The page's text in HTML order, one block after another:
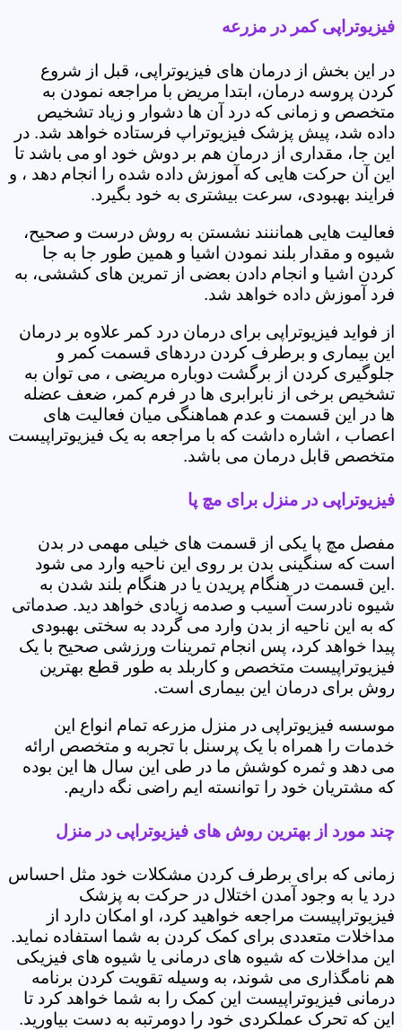
فیزیوتراپی کمر در مزرعه
در این بخش از درمان های فیزیوتراپی، قبل از شروع
کردن پروسه درمان، ابتدا مریض با مراجعه نمودن به
متخصص و زمانی که درد آن ها دشوار و زیاد تشخیص
داده شد، پیش پزشک فیزیوتراپ فرستاده خواهد شد. در
این جا، مقداری از درمان هم بر دوش خود او می باشد تا
این آن حرکت هایی که آموزش داده شده را انجام دهد ، و
فرایند بهبودی، سرعت بیشتری به خود بگیرد.
فعالیت هایی هماننند نشستن به روش درست و صحیح،
شیوه و مقدار بلند نمودن اشیا و همین طور جا به جا
کردن اشیا و انجام دادن بعضی از تمرین های کششی، به
فرد آموزش داده خواهد شد.
از فواید فیزیوتراپی برای درمان درد کمر علاوه بر درمان
این بیماری و برطرف کردن دردهای قسمت کمر و
جلوگیری کردن از برگشت دوباره مریضی ، می توان به
تشخیص برخی از نابرابری ها در فرم کمر، ضعف عضله
ها در این قسمت و عدم هماهنگی میان فعالیت های
اعصاب ، اشاره داشت که با مراجعه به یک فیزیوتراپیست
متخصص قابل درمان می باشد.
فیزیوتراپی در منزل برای مچ پا
مفصل مچ پا یکی از قسمت های خیلی مهمی در بدن
است که سنگینی بدن بر روی این ناحیه وارد می شود
.این قسمت در هنگام پریدن یا در هنگام بلند شدن به
شیوه نادرست آسیب و صدمه زیادی خواهد دید. صدماتی
که به این ناحیه از بدن وارد می گردد به سختی بهبودی
پیدا خواهد کرد، پس انجام تمرینات ورزشی صحیح با یک
فیزیوتراپیست متخصص و کاربلد به طور قطع بهترین
روش برای درمان این بیماری است.
موسسه فیزیوتراپی در منزل مزرعه تمام انواع این
خدمات را همراه با یک پرسنل با تجربه و متخصص ارائه
می دهد و ثمره کوشش ما در طی این سال ها این بوده
که مشتریان خود را توانسته ایم راضی نگه داریم.
چند مورد از بهترین روش های فیزیوتراپی در منزل
زمانی که برای برطرف کردن مشکلات خود مثل احساس
درد یا به وجود آمدن اختلال در حرکت به پزشک
فیزیوتراپیست مراجعه خواهید کرد، او امکان دارد از
مداخلات متعددی برای کمک کردن به شما استفاده نماید.
این مداخلات که شیوه های درمانی یا شیوه های فیزیکی
هم نامگذاری می شوند، به وسیله تقویت کردن برنامه
درمانی فیزیوتراپیست این کمک را به شما خواهد کرد تا
این که تحرک عملکردی خود را دومرتبه به دست بیاورید.